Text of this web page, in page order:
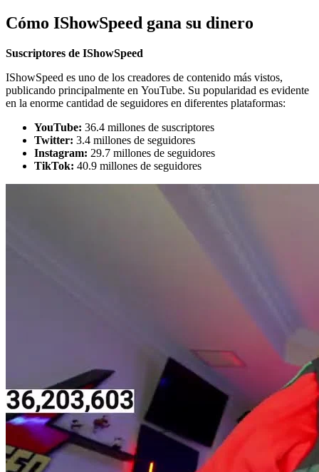
Cómo IShowSpeed gana su dinero
Suscriptores de IShowSpeed
IShowSpeed es uno de los creadores de contenido más vistos,
publicando principalmente en YouTube. Su popularidad es evidente
en la enorme cantidad de seguidores en diferentes plataformas:
YouTube: 36.4 millones de suscriptores
Twitter: 3.4 millones de seguidores
Instagram: 29.7 millones de seguidores
TikTok: 40.9 millones de seguidores